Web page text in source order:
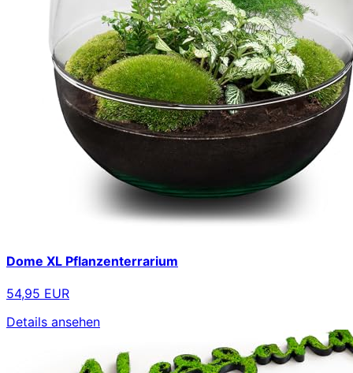
Dome XL Pflanzenterrarium
54,95 EUR
Details ansehen